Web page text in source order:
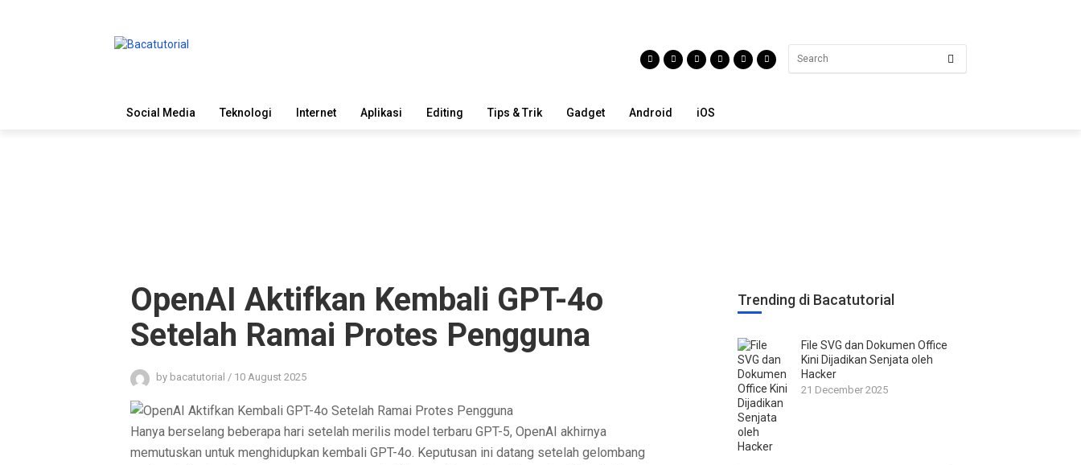
Social Media Teknologi Internet Aplikasi Editing Tips & Trik Gadget Android iOS
OpenAI Aktifkan Kembali GPT-4o
Setelah Ramai Protes Pengguna
by bacatutorial / 10 August 2025
Hanya berselang beberapa hari setelah merilis model terbaru GPT-5, OpenAI akhirnya
memutuskan untuk menghidupkan kembali GPT-4o. Keputusan ini datang setelah gelombang
Trending di Bacatutorial
File SVG dan Dokumen Office
Kini Dijadikan Senjata oleh
Hacker
21 December 2025